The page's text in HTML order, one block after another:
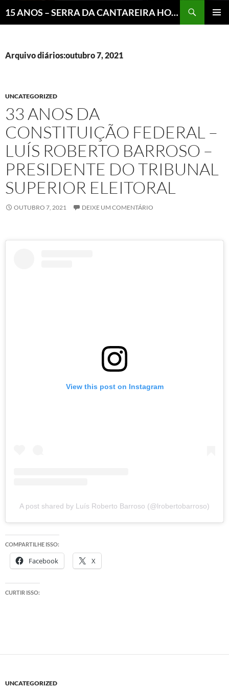
15 ANOS – SERRA DA CANTAREIRA HOJE E COTIDIANO DO BRASIL E DO MUNDO
Arquivo diários:outubro 7, 2021
UNCATEGORIZED
33 ANOS DA
CONSTITUIÇÃO FEDERAL –
LUÍS ROBERTO BARROSO –
PRESIDENTE DO TRIBUNAL
SUPERIOR ELEITORAL
OUTUBRO 7, 2021 DEIXE UM COMENTÁRIO
View this post on Instagram
A post shared by Luís Roberto Barroso (@lrobertobarroso)
COMPARTILHE ISSO:
Facebook X
CURTIR ISSO:
UNCATEGORIZED